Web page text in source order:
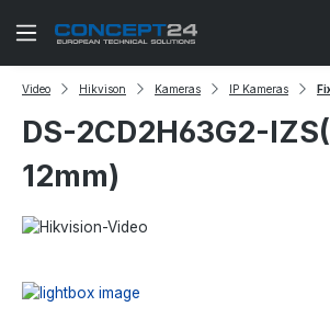
Zum Hauptinhalt springen
Video Hikvison Kameras IP Kameras
DS-2CD2H63G2-
12mm)